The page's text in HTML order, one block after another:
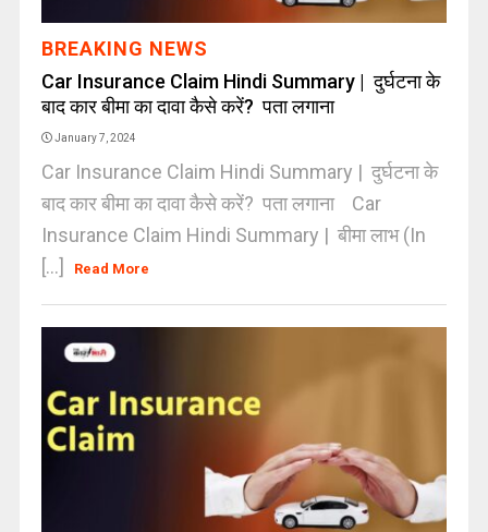
BREAKING NEWS
Car Insurance Claim Hindi Summary | दुर्घटना के
बाद कार बीमा का दावा कैसे करें? पता लगाना
January 7, 2024
Car Insurance Claim Hindi Summary | दुर्घटना के
बाद कार बीमा का दावा कैसे करें? पता लगाना Car
Insurance Claim Hindi Summary | बीमा लाभ (In
[...]
Read More